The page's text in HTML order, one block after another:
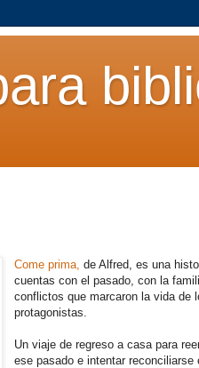
Come prima, de Alfred, es una
cuentas con el pasado, con la
conflictos que marcaron la vida de
protagonistas.
Un viaje de regreso a casa para
ese pasado e intentar reconciliarse